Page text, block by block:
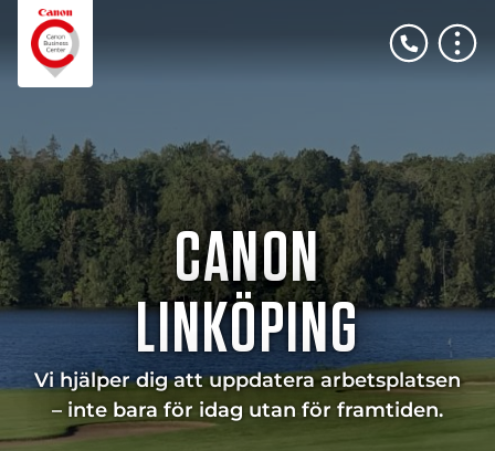
CANON
LINKÖPING
Vi hjälper dig att uppdatera arbetsplatsen
– inte bara för idag utan för framtiden.